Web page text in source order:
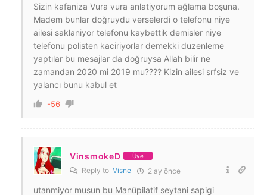
Sizin kafaniza Vura vura anlatiyorum ağlama boşuna.
Madem bunlar doğruydu verselerdi o telefonu niye
ailesi saklaniyor telefonu kaybettik demisler niye
telefonu polisten kaciriyorlar demekki duzenleme
yaptılar bu mesajlar da doğruysa Allah bilir ne
zamandan 2020 mi 2019 mu???? Kizin ailesi srfsiz ve
yalancı bunu kabul et
-56
VinsmokeD Üye
Reply to Visne 2 ay önce
utanmiyor musun bu Manüpilatif seytani sapigi